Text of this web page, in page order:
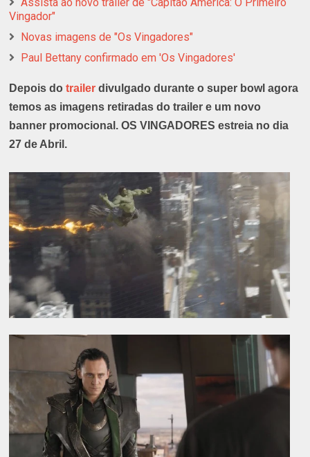
Assista ao novo trailer de "Capitão América: O Primeiro
Vingador"
Novas imagens de "Os Vingadores"
Paul Bettany confirmado em 'Os Vingadores'
Depois dotrailer divulgado durante o super bowl agora
temos as imagens retiradas do trailer e um novo
banner promocional. OS VINGADORES estreia no dia
27 de Abril.